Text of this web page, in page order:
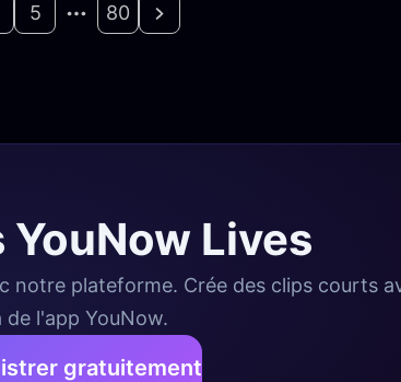
5 80
Lives
notre plateforme. Crée des clips courts
l'app YouNow.
gratuitement